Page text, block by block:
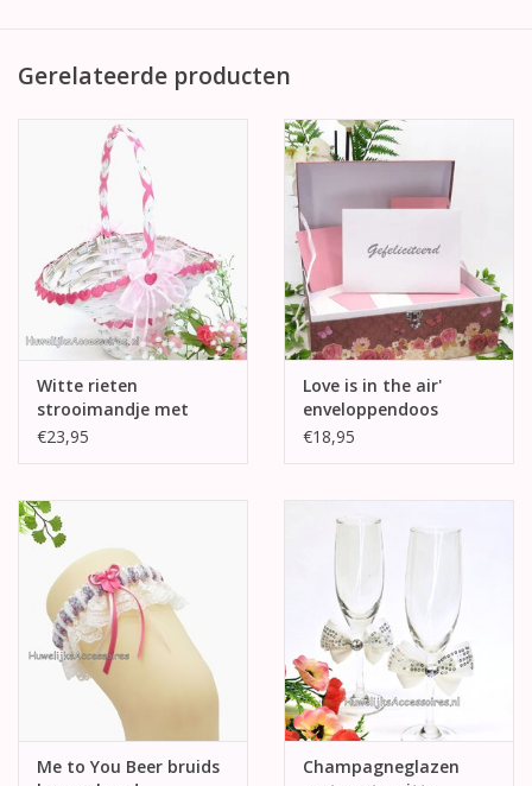
Gerelateerde producten
Witte rieten
strooimandje met
roze hartjes
€23,95
Love is in the air'
enveloppendoos
€18,95
Me to You Beer bruids
Champagneglazen